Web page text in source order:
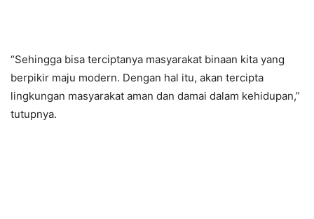
“Sehingga bisa terciptanya masyarakat binaan kita yang
berpikir maju modern. Dengan hal itu, akan tercipta
lingkungan masyarakat aman dan damai dalam kehidupan,”
tutupnya.